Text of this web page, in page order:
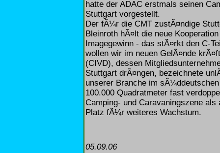
hatte der ADAC erstmals seinen
Stuttgart vorgestellt.
Der fÃ¼r die CMT zustÃ¤ndige
Bleinroth hÃ¤lt die neue
Imagegewinn - das stÃ¤rkt den C-
wollen wir im neuen GelÃ¤nde
(CIVD), dessen
Stuttgart drÃ¤ngen, bezeichnete
unserer Branche im
100.000 Quadratmeter fast
Camping- und Caravaningszene
Platz fÃ¼r weiteres Wachstum.
05.09.06